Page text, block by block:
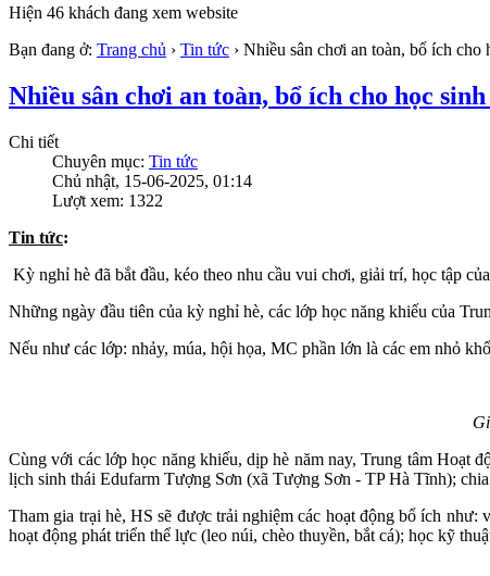
Hiện 46 khách đang xem website
Bạn đang ở: Trang chủ › Tin tức › Nhiều sân chơi an toàn, bổ ích
Nhiều sân chơi an toàn, bổ ích cho học
Chi tiết
Chuyên mục: Tin tức
Chủ nhật, 15-06-2025, 01:14
Lượt xem: 1322
Tin tức:
Kỳ nghỉ hè đã bắt đầu, kéo theo nhu cầu vui chơi, giải trí, học tập
Những ngày đầu tiên của kỳ nghỉ hè, các lớp học năng khiếu của
Nếu như các lớp: nhảy, múa, hội họa, MC phần lớn là các em nhỏ
Cùng với các lớp học năng khiếu, dịp hè năm nay, Trung tâm Hoạt
lịch sinh thái Edufarm Tượng Sơn (xã Tượng Sơn - TP Hà Tĩnh);
Tham gia trại hè, HS sẽ được trải nghiệm các hoạt động bổ ích
hoạt động phát triển thể lực (leo núi, chèo thuyền, bắt cá); học kỹ